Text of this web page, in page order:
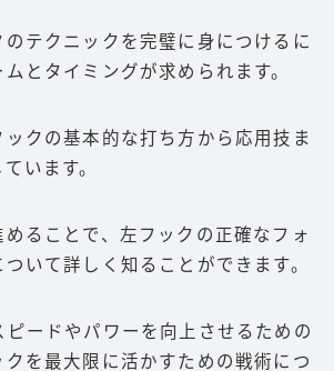
のテクニックを完璧に身につけるに
とタイミングが求められます。
クの基本的な打ち方から応用技ま
います。
ることで、左フックの正確なフォ
いて詳しく知ることができます。
ピードやパワーを向上させるための
クを最大限に活かすための戦術につ